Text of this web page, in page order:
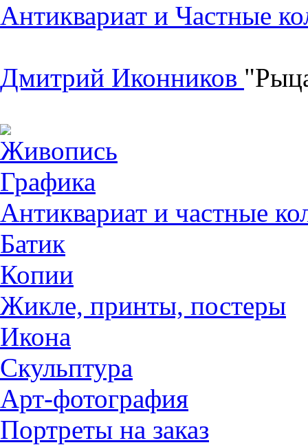
Антиквариат и Частные
Дмитрий Иконников
Живопись
Графика
Антиквариат и частные
Батик
Копии
Жикле, принты, постеры
Икона
Скульптура
Арт-фотография
Портреты на заказ